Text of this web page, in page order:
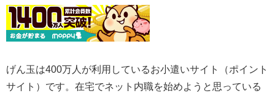
げん玉は400万人が利用しているお小遣いサイト（ポイント
サイト）です。在宅でネット内職を始めようと思っている